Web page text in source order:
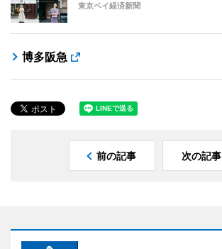
東京ベイ経済新聞
博多阪急
前の記事 次の記事